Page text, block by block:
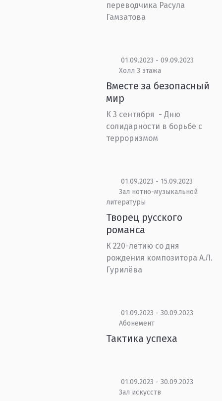
переводчика Расула
Гамзатова
01.09.2023 - 09.09.2023
Холл 3 этажа
Вместе за безопасный
мир
К 3 сентября - Дню
солидарности в борьбе с
терроризмом
01.09.2023 - 15.09.2023
Зал нотно-музыкальной
литературы
Творец русского
романса
К 220-летию со дня
рождения композитора А.Л.
Гурилёва
01.09.2023 - 30.09.2023
Абонемент
Тактика успеха
01.09.2023 - 30.09.2023
Зал искусств